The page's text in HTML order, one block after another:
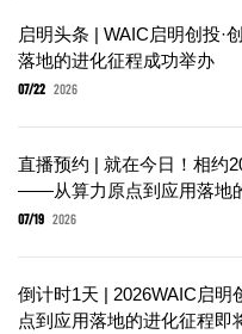
启明头条 | WAIC启明创投
落地的进化征程成功举办
07/22 2026
直播预约 | 就在今日！相约
——从算力原点到应用落地
07/19 2026
倒计时1天 | 2026WAIC启
点到应用落地的进化征程即